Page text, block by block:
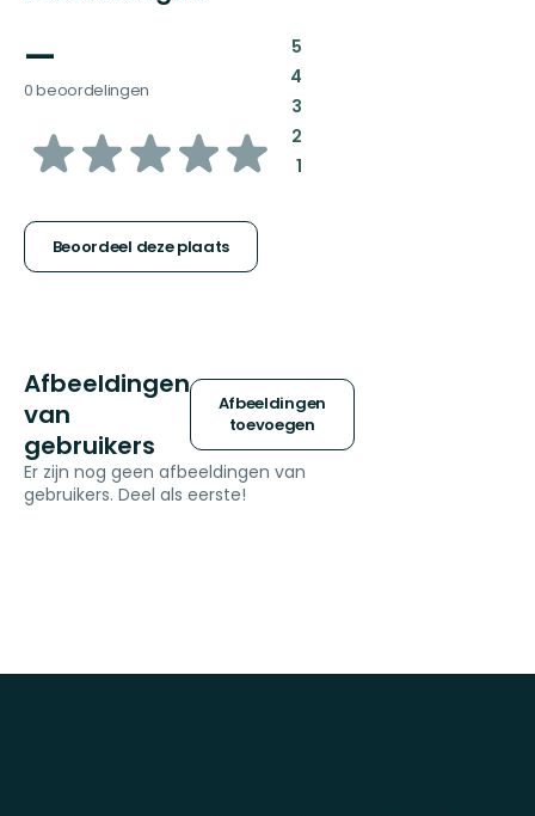
—
0 beoordelingen
van
sterren
Beoordeel deze plaats
5:
4:
3:
2:
1:
Afbeeldingen
van
gebruikers
Afbeeldingen
toevoegen
Er zijn nog geen afbeeldingen van
gebruikers. Deel als eerste!